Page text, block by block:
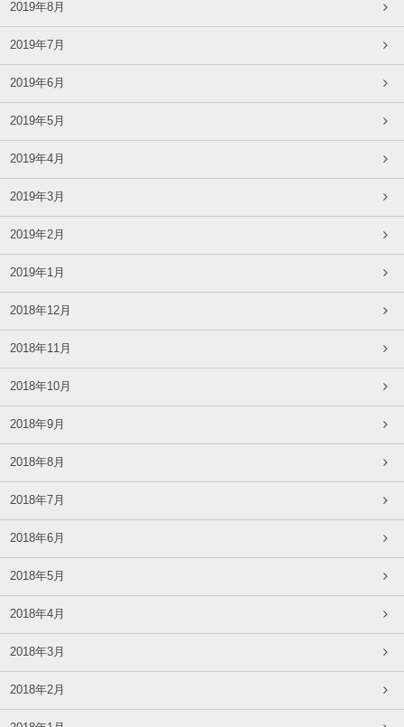
2019年8月
2019年7月
2019年6月
2019年5月
2019年4月
2019年3月
2019年2月
2019年1月
2018年12月
2018年11月
2018年10月
2018年9月
2018年8月
2018年7月
2018年6月
2018年5月
2018年4月
2018年3月
2018年2月